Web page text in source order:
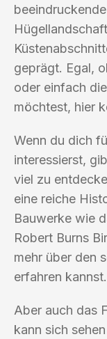
geprägt. Egal,
oder einfach
möchtest, hier
Wenn du dich
interessierst,
viel zu
eine reiche
Bauwerke wie
Robert Burns
mehr über den
erfahren kannst.
Aber auch das
kann sich